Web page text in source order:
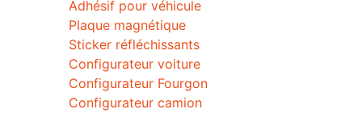
Adhésif pour véhicule
Plaque magnétique
Sticker réfléchissants
Configurateur voiture
Configurateur Fourgon
Configurateur camion